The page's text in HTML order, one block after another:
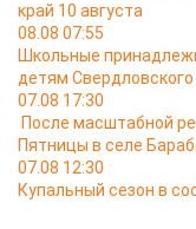
край 10 августа
08.08 07:55
Школьные
детям
07.08 17:30
После масштабной
Пятницы в селе
07.08 12:30
Купальный сезон в